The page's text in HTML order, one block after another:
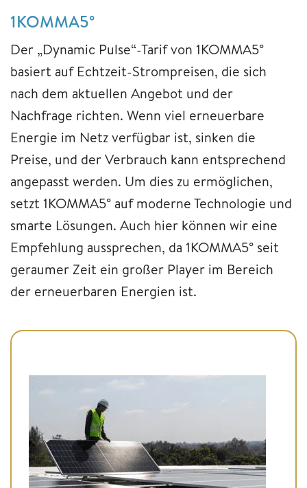
1KOMMA5°
Der „Dynamic Pulse“-Tarif von 1KOMMA5°
basiert auf Echtzeit-Strompreisen, die sich
nach dem aktuellen Angebot und der
Nachfrage richten. Wenn viel erneuerbare
Energie im Netz verfügbar ist, sinken die
Preise, und der Verbrauch kann entsprechend
angepasst werden. Um dies zu ermöglichen,
setzt 1KOMMA5° auf moderne Technologie und
smarte Lösungen. Auch hier können wir eine
Empfehlung aussprechen, da 1KOMMA5° seit
geraumer Zeit ein großer Player im Bereich
der erneuerbaren Energien ist.